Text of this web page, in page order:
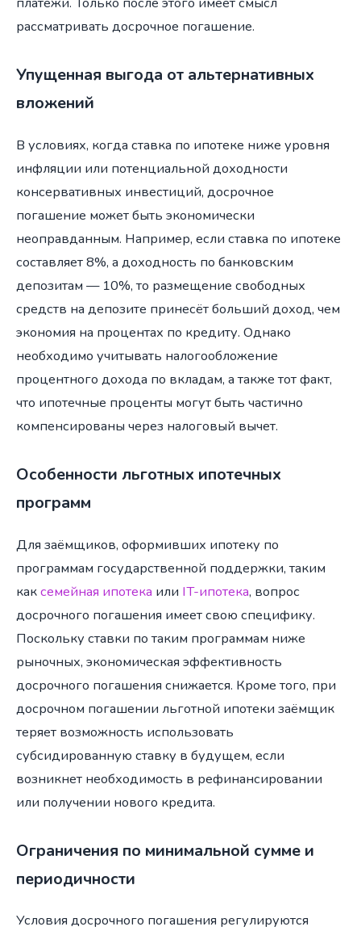
рассматривать досрочное погашение.
Упущенная выгода от альтернативных
вложений
В условиях, когда ставка по ипотеке ниже уровня
инфляции или потенциальной доходности
консервативных инвестиций, досрочное
погашение может быть экономически
неоправданным. Например, если ставка по ипотеке
составляет 8%, а доходность по банковским
депозитам — 10%, то размещение свободных
средств на депозите принесёт больший доход, чем
экономия на процентах по кредиту. Однако
необходимо учитывать налогообложение
процентного дохода по вкладам, а также тот факт,
что ипотечные проценты могут быть частично
компенсированы через налоговый вычет.
Особенности льготных ипотечных
программ
Для заёмщиков, оформивших ипотеку по
программам государственной поддержки, таким
каксемейная ипотека или IT-ипотека, вопрос
досрочного погашения имеет свою специфику.
Поскольку ставки по таким программам ниже
рыночных, экономическая эффективность
досрочного погашения снижается. Кроме того, при
досрочном погашении льготной ипотеки заёмщик
теряет возможность использовать
субсидированную ставку в будущем, если
возникнет необходимость в рефинансировании
или получении нового кредита.
Ограничения по минимальной сумме и
периодичности
Условия досрочного погашения регулируются